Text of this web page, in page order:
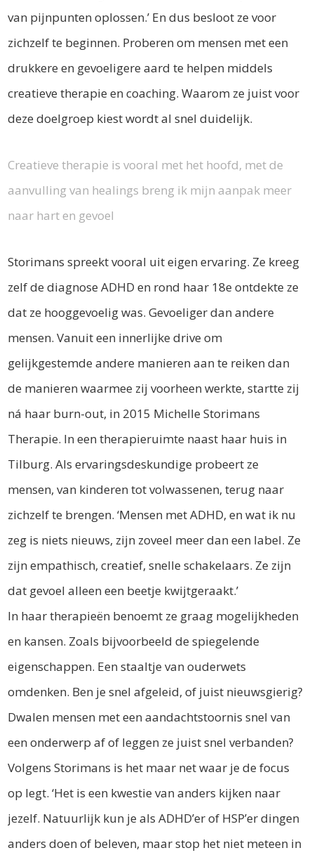
van pijnpunten oplossen.’ En dus besloot ze voor
zichzelf te beginnen. Proberen om mensen met een
drukkere en gevoeligere aard te helpen middels
creatieve therapie en coaching. Waarom ze juist voor
deze doelgroep kiest wordt al snel duidelijk.
Creatieve therapie is vooral met het hoofd, met de
aanvulling van healings breng ik mijn aanpak meer
naar hart en gevoel
Storimans spreekt vooral uit eigen ervaring. Ze kreeg
zelf de diagnose ADHD en rond haar 18e ontdekte ze
dat ze hooggevoelig was. Gevoeliger dan andere
mensen. Vanuit een innerlijke drive om
gelijkgestemde andere manieren aan te reiken dan
de manieren waarmee zij voorheen werkte, startte zij
ná haar burn-out, in 2015 Michelle Storimans
Therapie. In een therapieruimte naast haar huis in
Tilburg. Als ervaringsdeskundige probeert ze
mensen, van kinderen tot volwassenen, terug naar
zichzelf te brengen. ‘Mensen met ADHD, en wat ik nu
zeg is niets nieuws, zijn zoveel meer dan een label. Ze
zijn empathisch, creatief, snelle schakelaars. Ze zijn
dat gevoel alleen een beetje kwijtgeraakt.’
In haar therapieën benoemt ze graag mogelijkheden
en kansen. Zoals bijvoorbeeld de spiegelende
eigenschappen. Een staaltje van ouderwets
omdenken. Ben je snel afgeleid, of juist nieuwsgierig?
Dwalen mensen met een aandachtstoornis snel van
een onderwerp af of leggen ze juist snel verbanden?
Volgens Storimans is het maar net waar je de focus
op legt. ‘Het is een kwestie van anders kijken naar
jezelf. Natuurlijk kun je als ADHD’er of HSP’er dingen
anders doen of beleven, maar stop het niet meteen in